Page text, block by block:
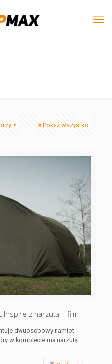
Pokaż wszystko
Inspire z narzutą – film
dwuosobowy namiot
w komplecie ma narzutę.